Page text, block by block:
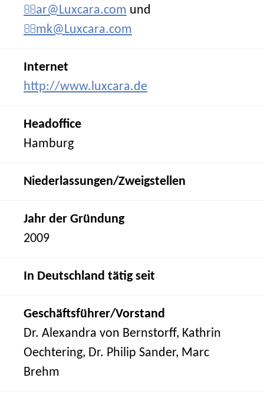
ar@Luxcara.com und
mk@Luxcara.com
Internet
http://www.luxcara.de
Headoffice
Hamburg
Niederlassungen/Zweigstellen
Jahr der Gründung
2009
In Deutschland tätig seit
Geschäftsführer/Vorstand
Dr. Alexandra von Bernstorff, Kathrin
Oechtering, Dr. Philip Sander, Marc
Brehm